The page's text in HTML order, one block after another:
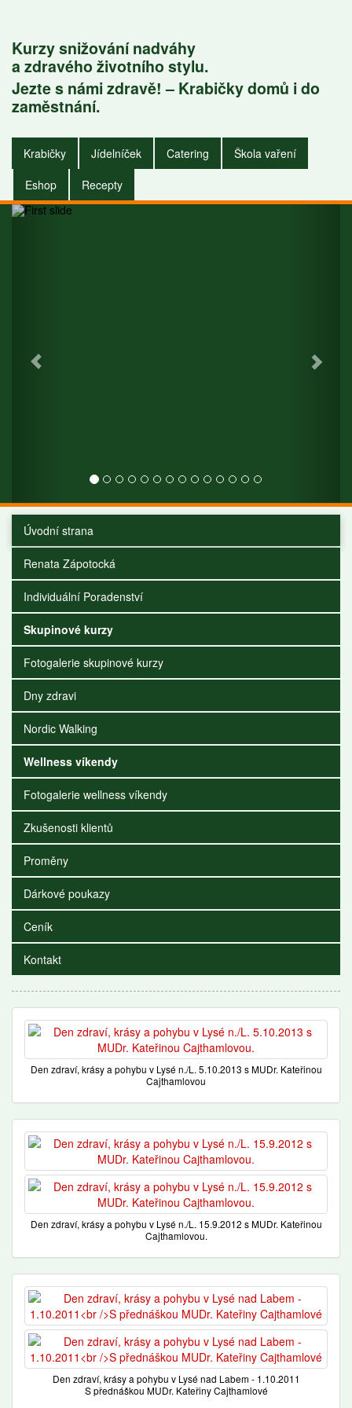
Kurzy snižování nadváhy
a zdravého životního stylu.
Jezte s námi zdravě! – Krabičky domů i do
zaměstnání.
Krabičky Jídelníček Catering
Škola vaření
Eshop
Recepty
Krabičky do
zaměstnání i do
domu.
Úvodní strana
Renata Zápotocká
Individuální Poradenství
Skupinové kurzy
Fotogalerie skupinové kurzy
Dny zdravi
Nordic Walking
Wellness víkendy
Fotogalerie wellness víkendy
Zkušenosti klientů
Proměny
Dárkové poukazy
Ceník
Kontakt
Den zdraví, krásy a pohybu v Lysé n./L. 5.10.2013 s MUDr. Kateřinou
Cajthamlovou
Den zdraví, krásy a pohybu v Lysé n./L. 15.9.2012 s MUDr. Kateřinou
Cajthamlovou.
Den zdraví, krásy a pohybu v Lysé nad Labem - 1.10.2011
S přednáškou MUDr. Kateřiny Cajthamlové